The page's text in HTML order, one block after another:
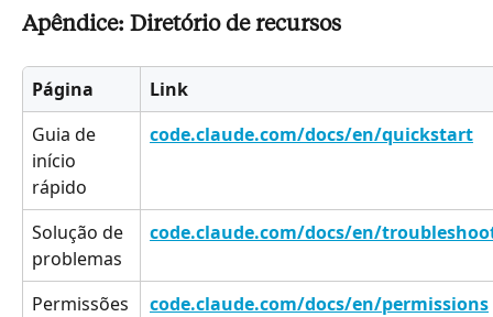
Apêndice: Diretório de recursos
Página
Link
Guia de
início
rápido
code.claude.com/docs/en/quickstart
Solução de
problemas
code.claude.com/docs/en/
Permissões
code.claude.com/docs/en/permissions